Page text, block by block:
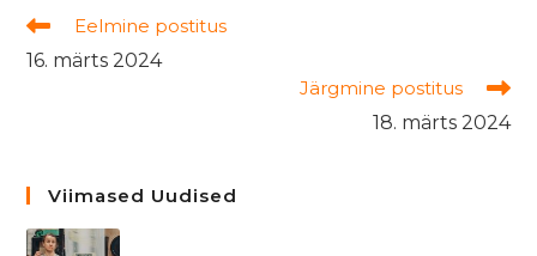
Read
articles
Eelmine postitus
16. märts 2024
Järgmine postitus
18. märts 2024
Viimased Uudised